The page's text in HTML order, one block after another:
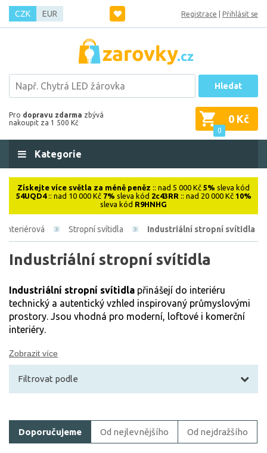
CZK EUR Registrace Přihlásit se
Hledat
Pro dopravu zdarma zbývá
nakoupit za 1 500 Kč
0
0 Kč
Kategorie
Získejte více světla za méně peněz :: nad 5 000 Kč 5% sleva kód
54UQD4:: nad 10 000 Kč 7% sleva kód 2c43RR :: nad 20 000 Kč 10%
sleva kód R9HNHG
Interiérová Stropní svítidla Industriální stropní svítidla
Industriální stropní svítidla
Industriální stropní svítidla přinášejí do interiéru
technický a autentický vzhled inspirovaný průmyslovými
prostory. Jsou vhodná pro moderní, loftové i komerční
interiéry.
Zobrazit více
Filtrovat podle
Cena
Doporučujeme Od nejlevnějšího Od nejdražšího